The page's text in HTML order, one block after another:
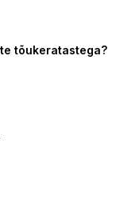
tõukeratastega?